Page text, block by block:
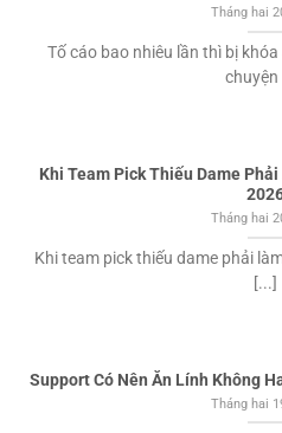
Tháng hai
Tố cáo bao nhiêu lần thì bị
chuyện
Khi Team Pick Thiếu Dame
Tháng hai
Khi team pick thiếu dame phải
[...]
Support Có Nên Ăn Lính Không
Tháng hai